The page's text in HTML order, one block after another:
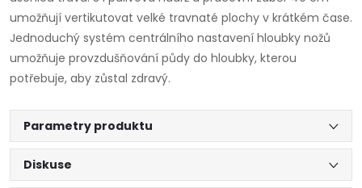
umožňují vertikutovat velké travnaté plochy v krátkém čase.
Jednoduchý systém centrálního nastavení hloubky nožů
umožňuje provzdušňování půdy do hloubky, kterou
potřebuje, aby zůstal zdravý.
Parametry produktu
Diskuse